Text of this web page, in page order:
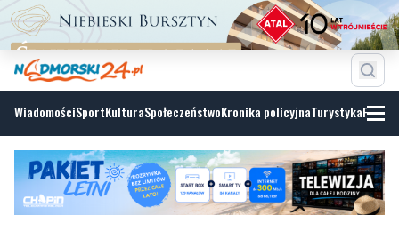
WiadomościSportKulturaSpołeczeństwoKronika policyjnaTurystyka
Prywatna opieka medyczna — czy